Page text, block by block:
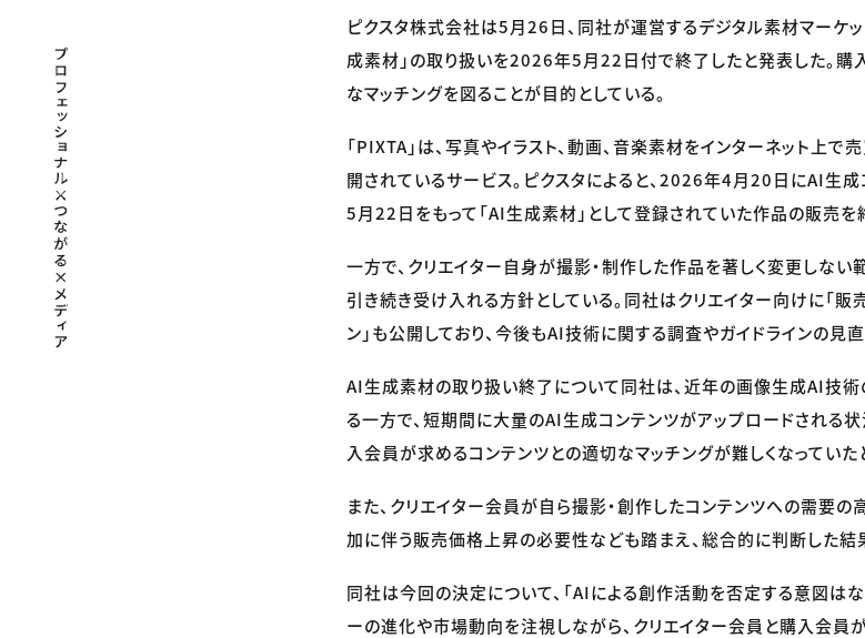
プロフェッショナル×つながる×メディア
ピクスタ株式会社は5月26日、同社が運営するデジタル素材マーケッ
成素材」の取り扱いを2026年5月22日付で終了したと発表した。購
なマッチングを図ることが目的としている。
「PIXTA」は、写真やイラスト、動画、音楽素材をインターネット上で
開されているサービス。ピクスタによると、2026年4月20日にAI生
5月22日をもって「AI生成素材」として登録されていた作品の販売を
一方で、クリエイター自身が撮影・制作した作品を著しく変更しな
引き続き受け入れる方針としている。同社はクリエイター向けに「
ン」も公開しており、今後もAI技術に関する調査やガイドラインの見
AI生成素材の取り扱い終了について同社は、近年の画像生成AI技
る一方で、短期間に大量のAI生成コンテンツがアップロードされる
入会員が求めるコンテンツとの適切なマッチングが難しくなっていた
また、クリエイター会員が自ら撮影・創作したコンテンツへの需要の
加に伴う販売価格上昇の必要性なども踏まえ、総合的に判断した結
同社は今回の決定について、「AIによる創作活動を否定する意図は
ーの進化や市場動向を注視しながら、クリエイター会員と購入会員